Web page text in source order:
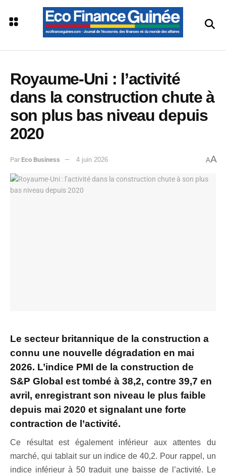
Royaume-Uni : l’activité
dans la construction chute à
son plus bas niveau depuis
2020
Par Eco Business 4 juin 2026 AA
Le secteur britannique de la construction a
connu une nouvelle dégradation en mai
2026. L’indice PMI de la construction de
S&P Global est tombé à 38,2, contre 39,7 en
avril, enregistrant son niveau le plus faible
depuis mai 2020 et signalant une forte
contraction de l’activité.
Ce résultat est également inférieur aux attentes du
marché, qui tablait sur un indice de 40,2. Pour rappel, un
indice inférieur à 50 traduit une baisse de l’activité. Le